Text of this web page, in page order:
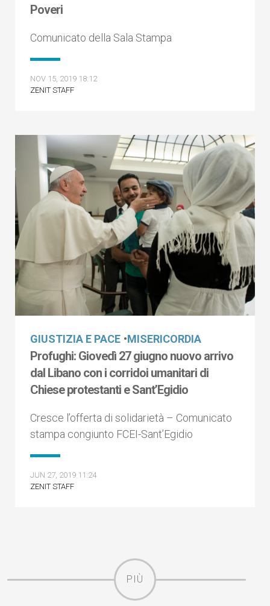
Poveri
Comunicato della Sala Stampa
NOV 15, 2019 18:12
ZENIT STAFF
GIUSTIZIA E PACE •MISERICORDIA
Profughi: Giovedì 27 giugno nuovo arrivo
dal Libano con i corridoi umanitari di
Chiese protestanti e Sant’Egidio
Cresce l’offerta di solidarietà – Comunicato
stampa congiunto FCEI-Sant’Egidio
JUN 27, 2019 11:24
ZENIT STAFF
PIÙ